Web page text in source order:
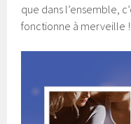
que dans l’ensemble,
fonctionne à merveille